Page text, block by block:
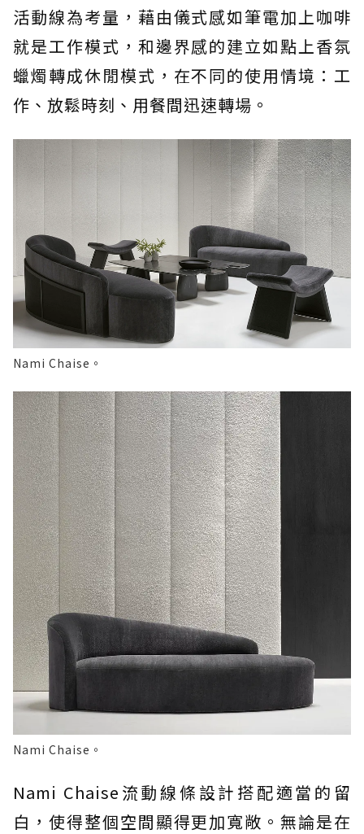
活動線為考量，藉由儀式感如筆電加上咖啡
就是工作模式，和邊界感的建立如點上香氛
蠟燭轉成休閒模式，在不同的使用情境：工
作、放鬆時刻、用餐間迅速轉場。
Nami Chaise。
Nami Chaise。
Nami Chaise流動線條設計搭配適當的留
白，使得整個空間顯得更加寬敞。無論是在